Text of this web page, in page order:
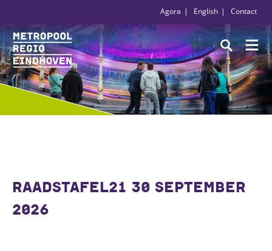
Agora English Contact
RAADSTAFEL21 30 SEPTEMBER
2026